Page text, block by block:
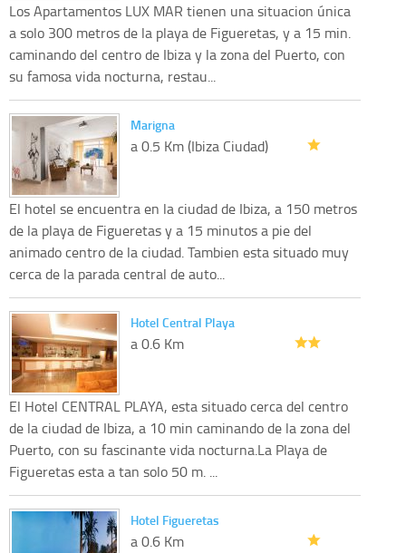
Los Apartamentos LUX MAR tienen una situacion única
a solo 300 metros de la playa de Figueretas, y a 15 min.
caminando del centro de Ibiza y la zona del Puerto, con
su famosa vida nocturna, restau...
Marigna
a 0.5 Km (Ibiza Ciudad)
El hotel se encuentra en la ciudad de Ibiza, a 150 metros
de la playa de Figueretas y a 15 minutos a pie del
animado centro de la ciudad. Tambien esta situado muy
cerca de la parada central de auto...
Hotel Central Playa
a 0.6 Km
El Hotel CENTRAL PLAYA, esta situado cerca del centro
de la ciudad de Ibiza, a 10 min caminando de la zona del
Puerto, con su fascinante vida nocturna.La Playa de
Figueretas esta a tan solo 50 m. ...
Hotel Figueretas
a 0.6 Km